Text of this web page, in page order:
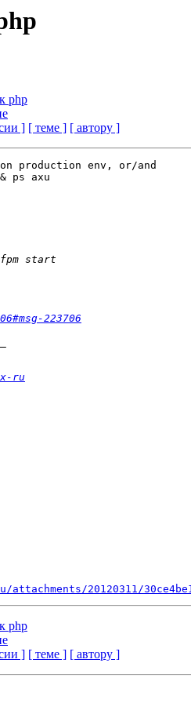
php
] [ теме ] [ автору ]
production env, or/and
ps axu
223706
ru
20120311/
php
] [ теме ] [ автору ]